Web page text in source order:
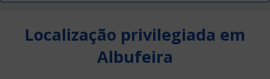
Localização privilegiada em
Albufeira